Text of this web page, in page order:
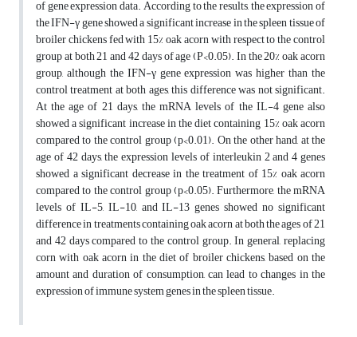
of gene expression data. According to the results, the expression of
the IFN-γ gene showed a significant increase in the spleen tissue of
broiler chickens fed with 15% oak acorn with respect to the control
group at both 21 and 42 days of age (P<0.05). In the 20% oak acorn
group, although the IFN-γ gene expression was higher than the
control treatment at both ages, this difference was not significant.
At the age of 21 days, the mRNA levels of the IL-4 gene also
showed a significant increase in the diet containing 15% oak acorn
compared to the control group (p<0.01). On the other hand, at the
age of 42 days, the expression levels of interleukin 2 and 4 genes
showed a significant decrease in the treatment of 15% oak acorn
compared to the control group (p<0.05). Furthermore, the mRNA
levels of IL-5, IL-10, and IL-13 genes showed no significant
difference in treatments containing oak acorn at both the ages of 21
and 42 days compared to the control group. In general, replacing
corn with oak acorn in the diet of broiler chickens, based on the
amount and duration of consumption, can lead to changes in the
expression of immune system genes in the spleen tissue.